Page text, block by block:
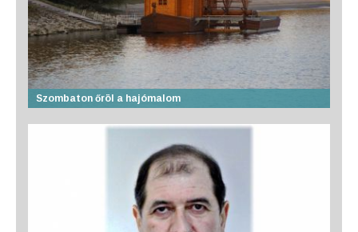
Szombaton őröl a hajómalom